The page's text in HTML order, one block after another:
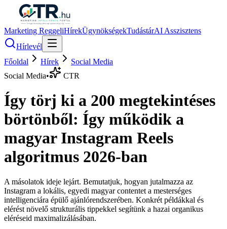
Marketing ReggeliHírekÜgynökségekTudástárAI Asszisztens
Hírlevél
Főoldal
Hírek
Social Media
Social Media• CTR
Így törj ki a 200 megtekintéses
börtönből: Így működik a
magyar Instagram Reels
algoritmus 2026-ban
A másolatok ideje lejárt. Bemutatjuk, hogyan jutalmazza az
Instagram a lokális, egyedi magyar contentet a mesterséges
intelligenciára épülő ajánlórendszerében. Konkrét példákkal és
elérést növelő strukturális tippekkel segítünk a hazai organikus
eléréseid maximalizálásában.